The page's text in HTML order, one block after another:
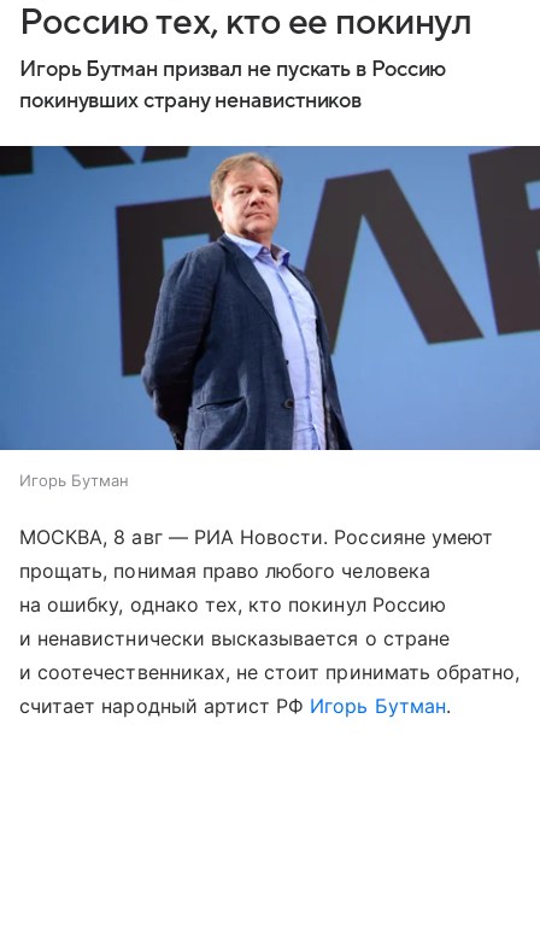
Россию тех, кто ее покинул
Игорь Бутман призвал не пускать в Россию
покинувших страну ненавистников
Игорь Бутман
МОСКВА, 8 авг — РИА Новости. Россияне умеют
прощать, понимая право любого человека
на ошибку, однако тех, кто покинул Россию
и ненавистнически высказывается о стране
и соотечественниках, не стоит принимать обратно,
считает народный артист РФ Игорь Бутман.